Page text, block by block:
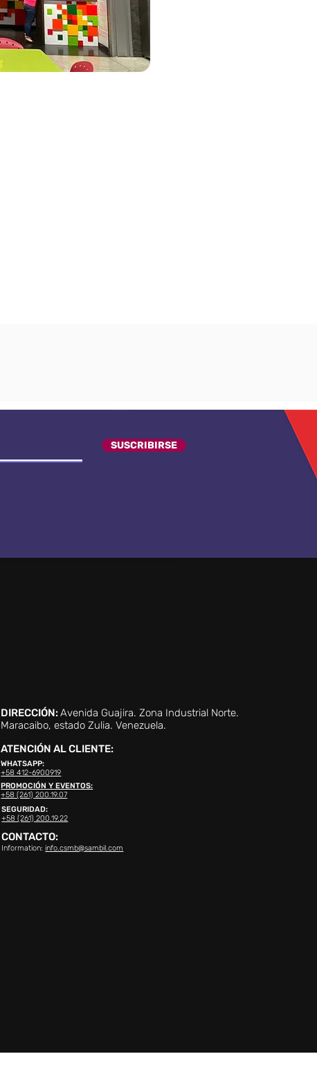
SUSCRIBIRSE
DIRECCIÓN:Avenida Guajira. Zona Industrial Norte.
Maracaibo, estado Zulia. Venezuela.
ATENCIÓN AL CLIENTE:
WHATSAPP:
+58 412-6900919
PROMOCIÓN Y EVENTOS:
+58 (261) 200.19.07
SEGURIDAD:
+58 (261) 200.19.22
CONTACTO:
Information:info.csmb@sambil.com